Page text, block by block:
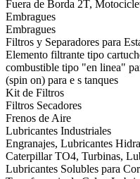
Fuera de Borda 2T,
Embragues
Embragues
Filtros y Separadores para
Elemento filtrante tipo
combustible tipo "en linea"
(spin on) para e s tanques
Kit de Filtros
Filtros Secadores
Frenos de Aire
Lubricantes Industriales
Engranajes, Lubricantes
Caterpillar TO4, Turbinas,
Lubricantes Solubles para